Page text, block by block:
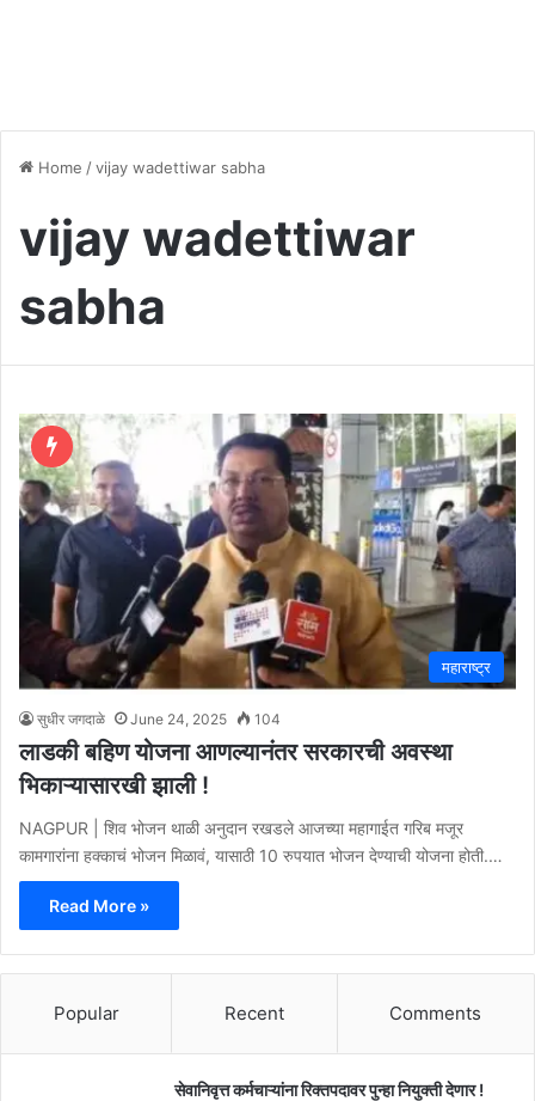
Home /vijay wadettiwar sabha
vijay wadettiwar
sabha
महाराष्ट्र
सुधीर जगदाळे June 24, 2025 104
लाडकी बहिण योजना आणल्यानंतर सरकारची अवस्था
भिकाऱ्यासारखी झाली !
NAGPUR | शिव भोजन थाळी अनुदान रखडले आजच्या महागाईत गरिब मजूर
कामगारांना हक्काचं भोजन मिळावं, यासाठी 10 रुपयात भोजन देण्याची योजना होती.…
Read More »
Popular Recent Comments
सेवानिवृत्त कर्मचाऱ्यांना रिक्तपदावर पुन्हा नियुक्ती देणार !